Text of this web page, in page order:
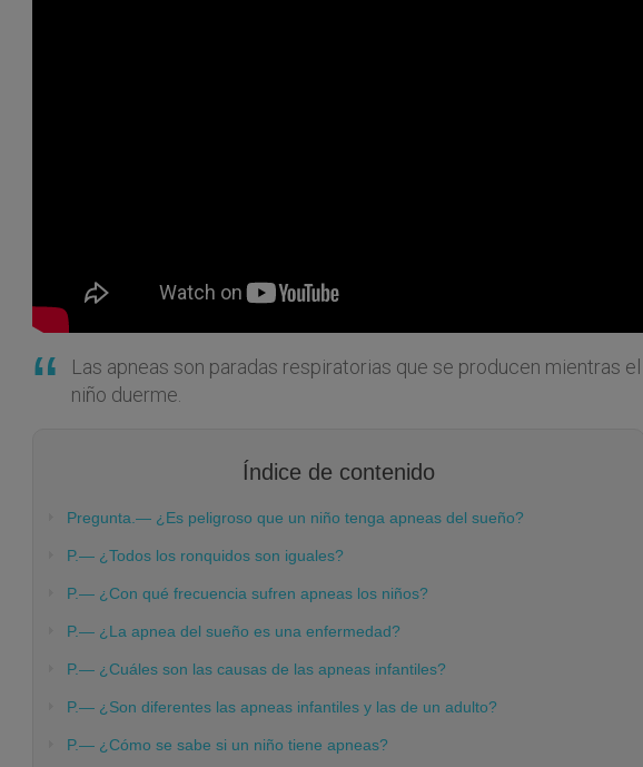
Las apneas son paradas respiratorias que se producen mientras el
niño duerme.
Índice de contenido
Pregunta.— ¿Es peligroso que un niño tenga apneas del sueño?
P.— ¿Todos los ronquidos son iguales?
P.— ¿Con qué frecuencia sufren apneas los niños?
P.— ¿La apnea del sueño es una enfermedad?
P.— ¿Cuáles son las causas de las apneas infantiles?
P.— ¿Son diferentes las apneas infantiles y las de un adulto?
P.— ¿Cómo se sabe si un niño tiene apneas?